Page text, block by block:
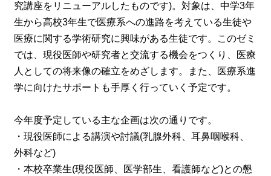
究講座をリニューアルしたものです)。対象は、中学3年
生から高校3年生で医療系への進路を考えている生徒や
医療に関する学術研究に興味がある生徒です。このゼミ
では、現役医師や研究者と交流する機会をつくり、医療
人としての将来像の確立をめざします。また、医療系進
学に向けたサポートも手厚く行っていく予定です。
今年度予定している主な企画は次の通りです。
・現役医師による講演や討議(乳腺外科、耳鼻咽喉科、
外科など)
・本校卒業生(現役医師、医学部生、看護師など)との懇